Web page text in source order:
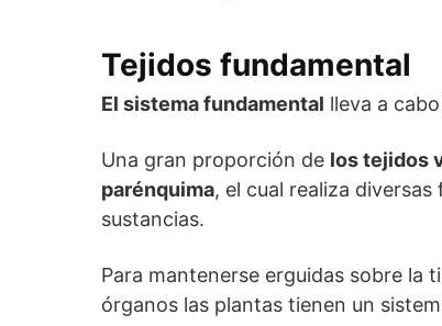
Tejidos fundamental
El sistema fundamental lleva a
Una gran proporción de los tejidos
parénquima, el cual realiza
sustancias.
Para mantenerse erguidas sobre la
órganos las plantas tienen un